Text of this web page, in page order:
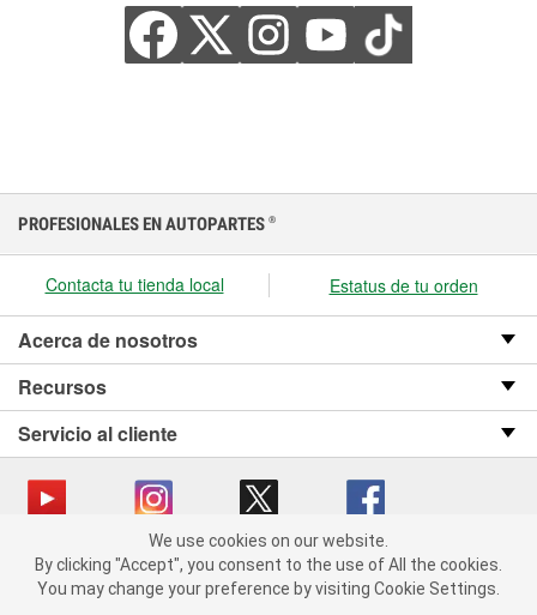
We use cookies on our website. By clicking "Accept", you consent
to the use of All the cookies.
You may change your preference by visiting Cookie Settings.
PROFESIONALES EN AUTOPARTES ®
Contacta tu tienda local Estatus de tu orden
Acerca de nosotros
Recursos
Servicio al cliente
Copyright © 2008-2026 O’Reilly Auto Parts v OST_3.2.0.0.729 (3) cv1361
catalog_main
We use cookies on our website.
By clicking "Accept", you consent to the use of All the cookies.
You may change your preference by visiting Cookie Settings.